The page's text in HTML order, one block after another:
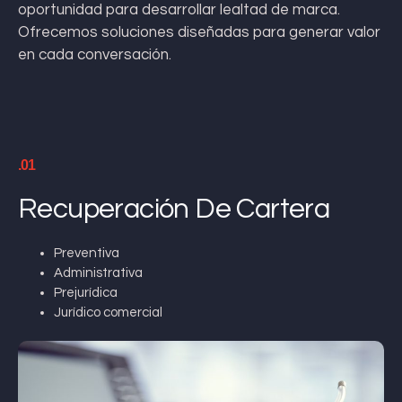
oportunidad para desarrollar lealtad de marca.
Ofrecemos soluciones diseñadas para generar valor
en cada conversación.
.01
Recuperación De Cartera
Preventiva
Administrativa
Prejurídica
Jurídico comercial